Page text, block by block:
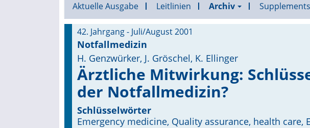
Aktuelle Ausgabe Leitlinien Archiv Supplements
42. Jahrgang - Juli/August 2001
Notfallmedizin
H. Genzwürker, J. Gröschel, K. Ellinger
Ärztliche Mitwirkung:
der Notfallmedizin?
Schlüsselwörter
Emergency medicine, Quality assurance, health care,